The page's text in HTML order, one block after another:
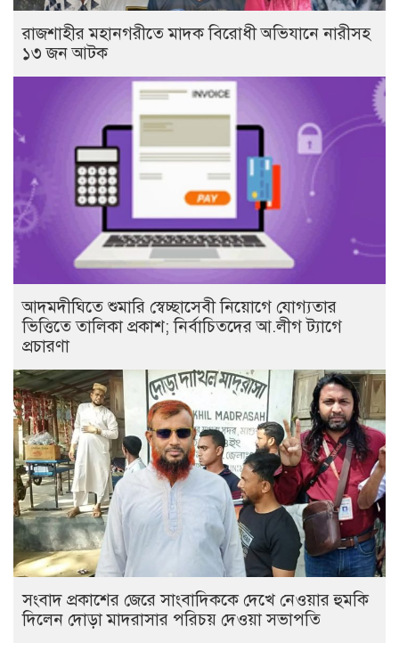
রাজশাহীর মহানগরীতে মাদক বিরোধী অভিযানে নারীসহ
১৩ জন আটক
আদমদীঘিতে শুমারি স্বেচ্ছাসেবী নিয়োগে যোগ্যতার
ভিত্তিতে তালিকা প্রকাশ; নির্বাচিতদের আ.লীগ ট্যাগে
প্রচারণা
সংবাদ প্রকাশের জেরে সাংবাদিককে দেখে নেওয়ার হুমকি
দিলেন দোড়া মাদরাসার পরিচয় দেওয়া সভাপতি